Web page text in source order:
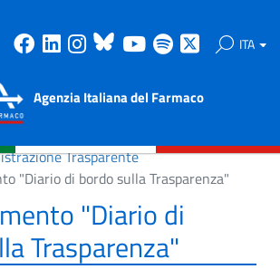
Facebook
Linkedin
Instagram
Bluesky
Youtube
Spotify ITA
Agenzia Italiana del Farmaco
Trasparente
"Diario di bordo sulla Trasparenza"
"Diario di
Trasparenza"